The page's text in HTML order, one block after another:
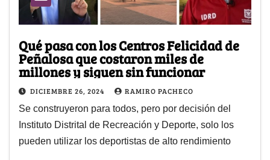
Qué pasa con los Centros Felicidad de
Peñalosa que costaron miles de
millones y siguen sin funcionar
DICIEMBRE 26, 2024 RAMIRO PACHECO
Se construyeron para todos, pero por decisión del
Instituto Distrital de Recreación y Deporte, solo los
pueden utilizar los deportistas de alto rendimiento